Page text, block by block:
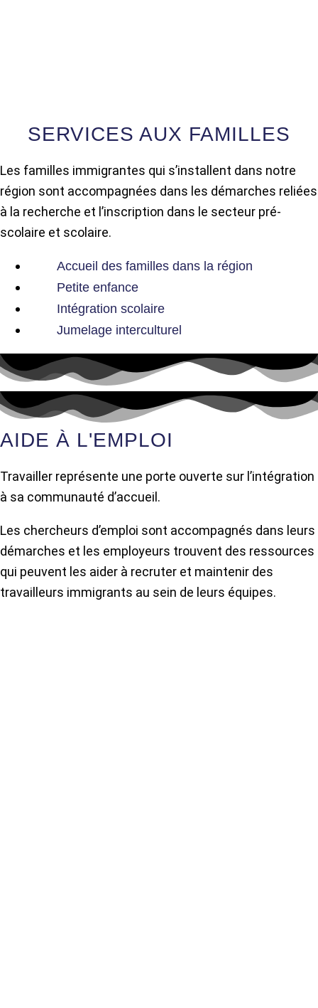
SERVICES AUX FAMILLES
Les familles immigrantes qui s’installent dans notre
région sont accompagnées dans les démarches reliées
à la recherche et l’inscription dans le secteur pré-
scolaire et scolaire.
Accueil des familles dans la région
Petite enfance
Intégration scolaire
Jumelage interculturel
AIDE À L'EMPLOI
Travailler représente une porte ouverte sur l’intégration
à sa communauté d’accueil.
Les chercheurs d’emploi sont accompagnés dans leurs
démarches et les employeurs trouvent des ressources
qui peuvent les aider à recruter et maintenir des
travailleurs immigrants au sein de leurs équipes.